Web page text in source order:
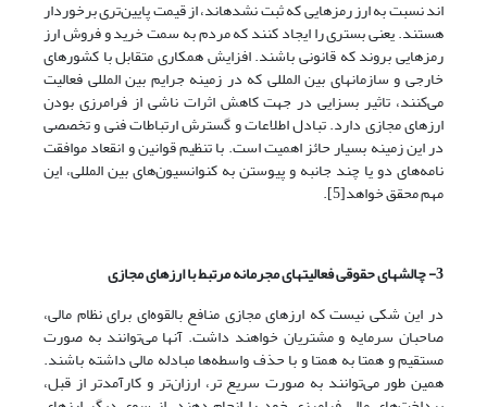
اند نسبت به ارز رمزهایی که ثبت نشدهاند، از قیمت پایین‌‌‌‌تری برخوردار
هستند. یعنی بستری را ایجاد کنند که مردم به سمت خرید و فروش ارز
رمزهایی بروند که قانونی باشند. افزایش همکاری متقابل با کشورهای
خارجی و سازمانهای بین المللی که در زمینه جرایم بین المللی فعالیت‌
می‌کنند، تاثیر بسزایی در جهت کاهش اثرات ناشی از فرامرزی بودن
ارزهای مجازی دارد. تبادل اطلاعات و گسترش ارتباطات فنی و تخصصی
در این زمینه بسیار حائز اهمیت است. با تنظیم قوانین و انقعاد موافقت
نامه‌های دو یا چند جانبه و پیوستن به کنوانسیون‌های بین المللی، این
مهم محقق خواهد[5].
3- چالش­های حقوقی فعالیت­های مجرمانه مرتبط با ارزهای مجازی
در این شکی نیست که ارزهای مجازی منافع بالقوه‌‌ای برای نظام مالی،
صاحبان سرمایه و مشتریان خواهند داشت. آنها‌ می‌توانند به صورت
مستقیم و همتا به همتا و با حذف واسطه‌ها مبادله مالی داشته باشند.
همین طور‌ می‌توانند به صورت سریع تر، ارزان‌‌‌‌تر و کارآمدتر از قبل،